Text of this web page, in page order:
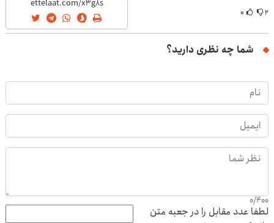
۲ ۰
شما چه نظری دارید؟
0/400
لطفا عدد مقابل را در جعبه متن